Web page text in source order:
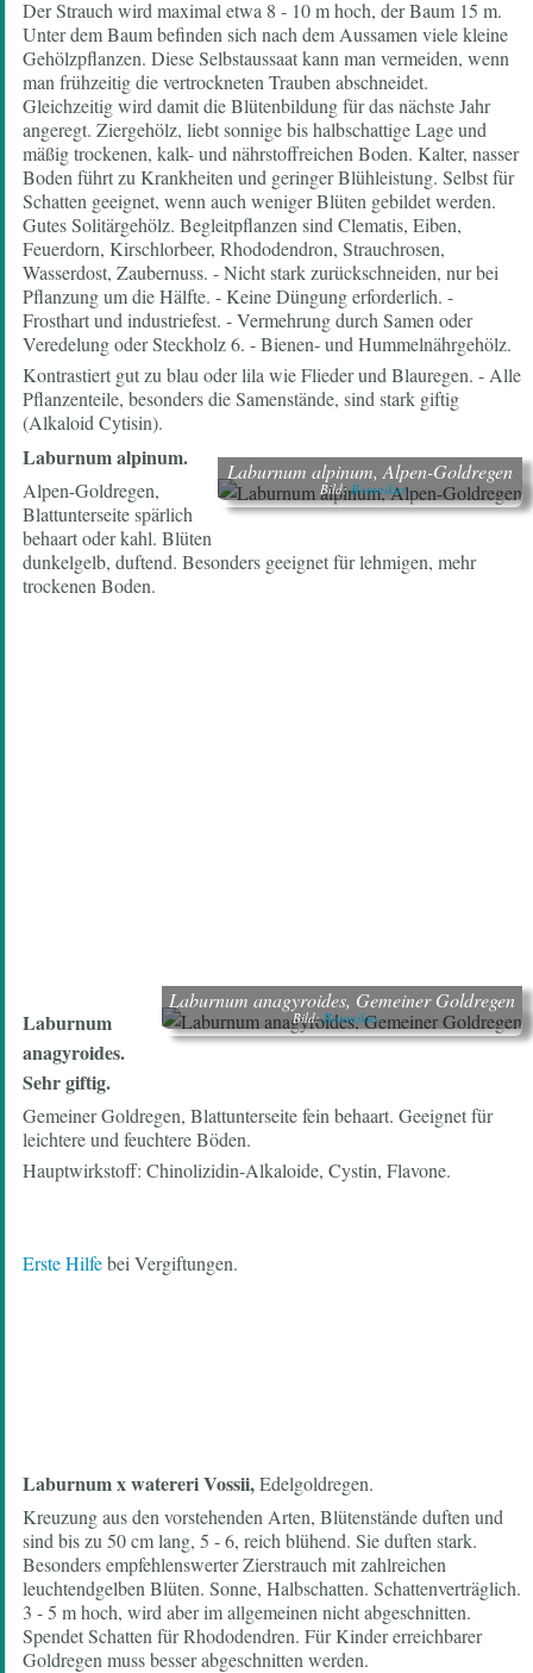
Der Strauch wird maximal etwa 8 - 10 m hoch, der Baum 15 m.
Unter dem Baum befinden sich nach dem Aussamen viele kleine
Gehölzpflanzen. Diese Selbstaussaat kann man vermeiden, wenn
man frühzeitig die vertrockneten Trauben abschneidet.
Gleichzeitig wird damit die Blütenbildung für das nächste Jahr
angeregt. Ziergehölz, liebt sonnige bis halbschattige Lage und
mäßig trockenen, kalk- und nährstoffreichen Boden. Kalter, nasser
Boden führt zu Krankheiten und geringer Blühleistung. Selbst für
Schatten geeignet, wenn auch weniger Blüten gebildet werden.
Gutes Solitärgehölz. Begleitpflanzen sind Clematis, Eiben,
Feuerdorn, Kirschlorbeer, Rhododendron, Strauchrosen,
Wasserdost, Zaubernuss. - Nicht stark zurückschneiden, nur bei
Pflanzung um die Hälfte. - Keine Düngung erforderlich. -
Frosthart und industriefest. - Vermehrung durch Samen oder
Veredelung oder Steckholz 6. - Bienen- und Hummelnährgehölz.
Kontrastiert gut zu blau oder lila wie Flieder und Blauregen. - Alle
Pflanzenteile, besonders die Samenstände, sind stark giftig
(Alkaloid Cytisin).
Laburnum alpinum.
Laburnum alpinum, Alpen-Goldregen
Bild:Botanikus
Alpen-Goldregen,
Blattunterseite spärlich
behaart oder kahl. Blüten
dunkelgelb, duftend. Besonders geeignet für lehmigen, mehr
trockenen Boden.
Laburnum anagyroides, Gemeiner Goldregen
Bild:Botanikus
Laburnum
anagyroides.
Sehr giftig.
Gemeiner Goldregen, Blattunterseite fein behaart. Geeignet für
leichtere und feuchtere Böden.
Hauptwirkstoff: Chinolizidin-Alkaloide, Cystin, Flavone.
Erste Hilfebei Vergiftungen.
Laburnum x watereri Vossii,Edelgoldregen.
Kreuzung aus den vorstehenden Arten, Blütenstände duften und
sind bis zu 50 cm lang, 5 - 6, reich blühend. Sie duften stark.
Besonders empfehlenswerter Zierstrauch mit zahlreichen
leuchtendgelben Blüten. Sonne, Halbschatten. Schattenverträglich.
3 - 5 m hoch, wird aber im allgemeinen nicht abgeschnitten.
Spendet Schatten für Rhododendren. Für Kinder erreichbarer
Goldregen muss besser abgeschnitten werden.